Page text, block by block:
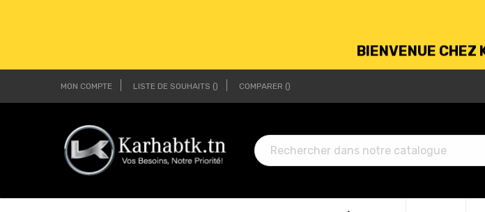
LIVRAISON GRATUITE À
BIENVENUE CHEZ
MON COMPTE LISTE DE SOUHAITS COMPARER